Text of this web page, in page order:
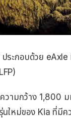
ระกอบด้วย
ามกว้าง 1,800
นใหม่ของ Kia ที่